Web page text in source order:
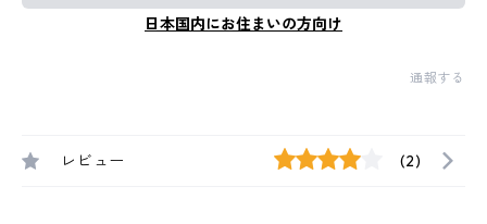
日本国内にお住まいの方向け
通報する
レビュー (2)